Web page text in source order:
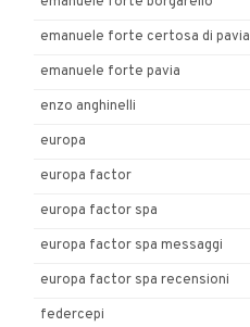
emanuele forte certosa di pavia
emanuele forte pavia
enzo anghinelli
europa
europa factor
europa factor spa
europa factor spa messaggi
europa factor spa recensioni
federcepi